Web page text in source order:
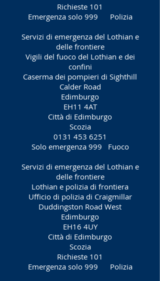
Richieste 101
Emergenza solo 999
Polizia
Servizi di emergenza del Lothian e
delle frontiere
Vigili del fuoco del Lothian e dei
confini
Caserma dei pompieri di Sighthill
Calder Road
Edimburgo
EH11 4AT
Città di Edimburgo
Scozia
0131 453 6251
Solo emergenza 999
Fuoco
Servizi di emergenza del Lothian e
delle frontiere
Lothian e polizia di frontiera
Ufficio di polizia di Craigmillar
Duddingston Road West
Edimburgo
EH16 4UY
Città di Edimburgo
Scozia
Richieste 101
Emergenza solo 999
Polizia